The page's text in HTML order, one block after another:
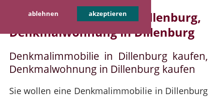
ablehnen akzeptieren
Denkmalimmobilie in Dillenburg,
Denkmalwohnung in Dillenburg
Denkmalimmobilie in Dillenburg kaufen,
Denkmalwohnung in Dillenburg kaufen
Sie wollen eine Denkmalimmobilie in Dillenburg